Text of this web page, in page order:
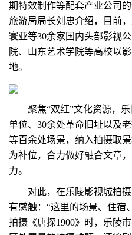
期特效制作等配套产业公司
旅游局局长刘忠介绍，目前
寰亚等30余家国内头部影视
院、山东艺术学院等高校以
地。
聚焦“双红”文化资源，乐
单位、30余处革命旧址以及
等百余处场景，纳入拍摄取
为补位，合力做好融合文章
力。
对此，在乐陵影视城拍摄
有感触：“这里的场景、住宿
拍摄《唐探1900》时，乐陵